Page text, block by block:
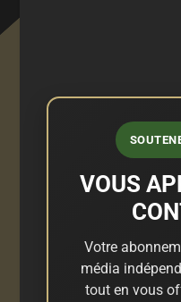
VOUS
Votre
média
tout en vous